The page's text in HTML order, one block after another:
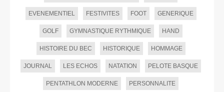
EVENEMENTIEL FESTIVITES FOOT GENERIQUE
GOLF GYMNASTIQUE RYTHMIQUE HAND
HISTOIRE DU BEC HISTORIQUE HOMMAGE
JOURNAL LES ECHOS NATATION PELOTE BASQUE
PENTATHLON MODERNE PERSONNALITE